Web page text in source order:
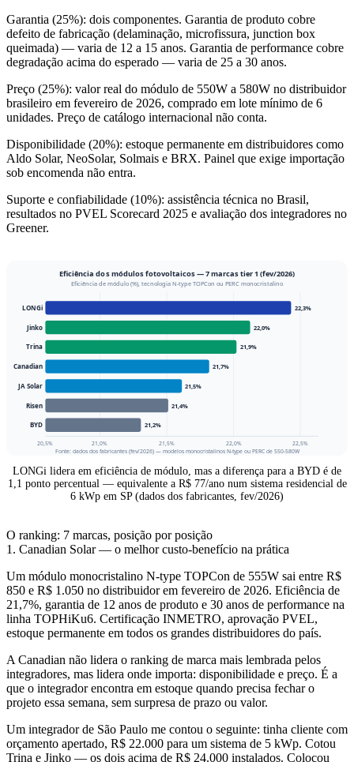
Garantia (25%): dois componentes. Garantia de produto cobre
defeito de fabricação (delaminação, microfissura, junction box
queimada) — varia de 12 a 15 anos. Garantia de performance cobre
degradação acima do esperado — varia de 25 a 30 anos.
Preço (25%): valor real do módulo de 550W a 580W no distribuidor
brasileiro em fevereiro de 2026, comprado em lote mínimo de 6
unidades. Preço de catálogo internacional não conta.
Disponibilidade (20%): estoque permanente em distribuidores como
Aldo Solar, NeoSolar, Solmais e BRX. Painel que exige importação
sob encomenda não entra.
Suporte e confiabilidade (10%): assistência técnica no Brasil,
resultados no PVEL Scorecard 2025 e avaliação dos integradores no
Greener.
LONGi lidera em eficiência de módulo, mas a diferença para a BYD é de
1,1 ponto percentual — equivalente a R$ 77/ano num sistema residencial de
6 kWp em SP (dados dos fabricantes, fev/2026)
O ranking: 7 marcas, posição por posição
1. Canadian Solar — o melhor custo-benefício na prática
Um módulo monocristalino N-type TOPCon de 555W sai entre R$
850 e R$ 1.050 no distribuidor em fevereiro de 2026. Eficiência de
21,7%, garantia de 12 anos de produto e 30 anos de performance na
linha TOPHiKu6. Certificação INMETRO, aprovação PVEL,
estoque permanente em todos os grandes distribuidores do país.
A Canadian não lidera o ranking de marca mais lembrada pelos
integradores, mas lidera onde importa: disponibilidade e preço. É a
que o integrador encontra em estoque quando precisa fechar o
projeto essa semana, sem surpresa de prazo ou valor.
Um integrador de São Paulo me contou o seguinte: tinha cliente com
orçamento apertado, R$ 22.000 para um sistema de 5 kWp. Cotou
Trina e Jinko — os dois acima de R$ 24.000 instalados. Colocou